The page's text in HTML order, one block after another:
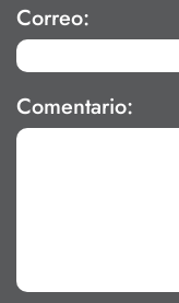
Correo:
Comentario: